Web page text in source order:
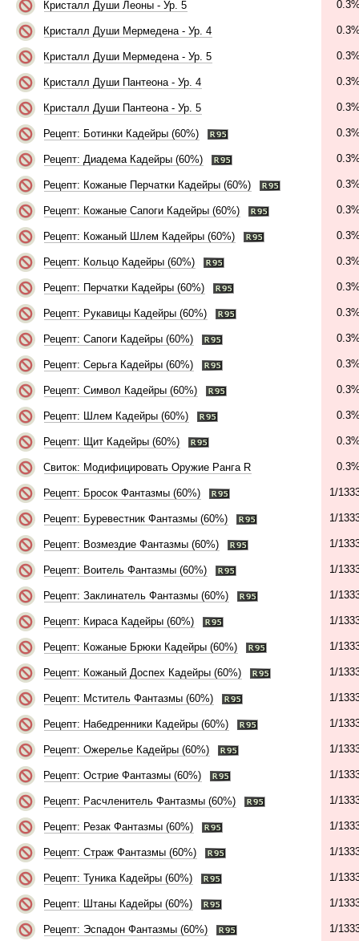
Кристалл Души Леоны - Ур. 5
Кристалл Души Мермедена - Ур. 4
Кристалл Души Мермедена - Ур. 5
Кристалл Души Пантеона - Ур. 4
Кристалл Души Пантеона - Ур. 5
Рецепт: Ботинки Кадейры (60%)
Рецепт: Диадема Кадейры (60%)
Рецепт: Кожаные Перчатки Кадейры (60%)
Рецепт: Кожаные Сапоги Кадейры (60%)
Рецепт: Кожаный Шлем Кадейры (60%)
Рецепт: Кольцо Кадейры (60%)
Рецепт: Перчатки Кадейры (60%)
Рецепт: Рукавицы Кадейры (60%)
Рецепт: Сапоги Кадейры (60%)
Рецепт: Серьга Кадейры (60%)
Рецепт: Символ Кадейры (60%)
Рецепт: Шлем Кадейры (60%)
Рецепт: Щит Кадейры (60%)
Свиток: Модифицировать Оружие Ранга R
Рецепт: Бросок Фантазмы (60%) 1/
Рецепт: Буревестник Фантазмы (60%) 1/
Рецепт: Возмездие Фантазмы (60%) 1/
Рецепт: Воитель Фантазмы (60%) 1/
Рецепт: Заклинатель Фантазмы (60%) 1/
Рецепт: Кираса Кадейры (60%) 1/
Рецепт: Кожаные Брюки Кадейры (60%) 1/
Рецепт: Кожаный Доспех Кадейры (60%) 1/
Рецепт: Мститель Фантазмы (60%) 1/
Рецепт: Набедренники Кадейры (60%) 1/
Рецепт: Ожерелье Кадейры (60%) 1/
Рецепт: Острие Фантазмы (60%) 1/
Рецепт: Расчленитель Фантазмы (60%) 1/
Рецепт: Резак Фантазмы (60%) 1/
Рецепт: Страж Фантазмы (60%) 1/
Рецепт: Туника Кадейры (60%) 1/
Рецепт: Штаны Кадейры (60%) 1/
Рецепт: Эспадон Фантазмы (60%) 1/